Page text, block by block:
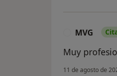
MVG
Muy
11 de agosto de